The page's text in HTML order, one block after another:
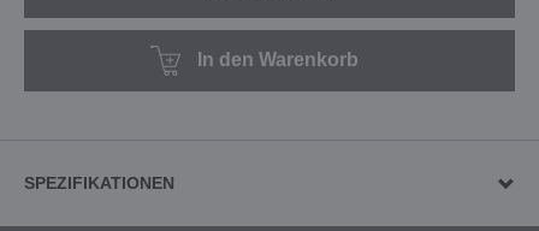
In den Warenkorb
SPEZIFIKATIONEN